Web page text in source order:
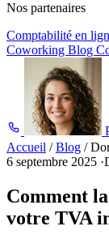
Nos partenaires
Comptabilité en
Coworking Blog
Accueil / Blog /
6 septembre 2025 ·
Comment
votre TVA